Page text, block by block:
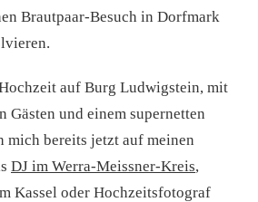
Brautpaar-Besuch in Dorfmark
auf Burg Ludwigstein, mit
Gästen und einem supernetten
mich bereits jetzt auf meinen
DJ im Werra-Meissner-Kreis,
Kassel oder Hochzeitsfotograf